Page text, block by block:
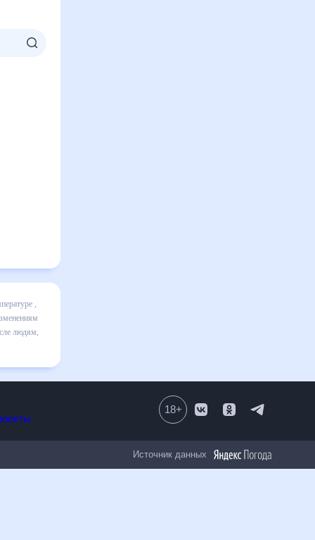
и даст
дней.
18+
Источник данных